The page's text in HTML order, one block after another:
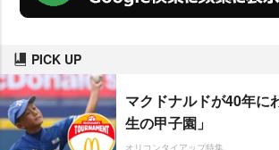
PICK UP
マクドナルドが40年に
生の甲子園」
オリコンタイアップ特集